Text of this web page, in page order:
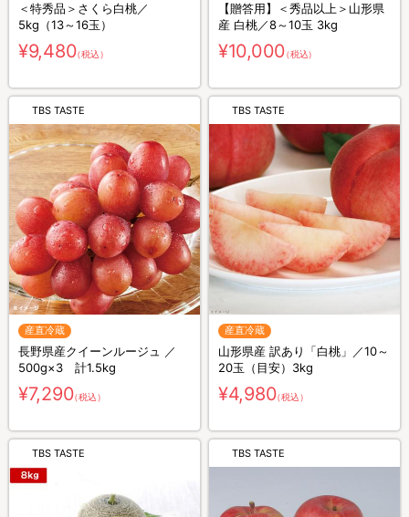
＜特秀品＞さくら白桃／
5kg（13～16玉）
¥9,480（税込）
【贈答用】＜秀品以上＞山形県
産 白桃／8～10玉 3kg
¥10,000（税込）
TBS TASTE
産直冷蔵
長野県産クイーンルージュ ／
500g×3 計1.5kg
¥7,290（税込）
TBS TASTE
産直冷蔵
山形県産 訳あり「白桃」／10～
20玉（目安）3kg
¥4,980（税込）
TBS TASTE TBS TASTE